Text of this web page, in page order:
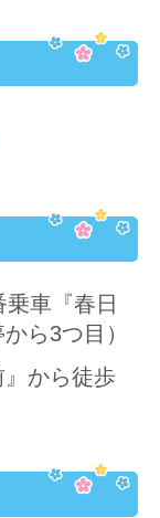
車『春日
ら3つ目）
から徒歩